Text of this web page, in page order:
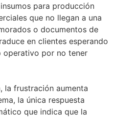
para producción
que no llegan a una
o documentos de
en clientes esperando
operativo por no tener
la frustración aumenta
la única respuesta
que indica que la